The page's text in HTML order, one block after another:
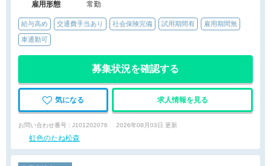
雇用形態 常勤
給与高め 交通費手当あり 社会保険完備 試用期間有 雇用期間無
車通勤可
募集状況を確認する
気になる 求人情報を見る
お問い合わせ番号 : J101202076 2026年08月03日 更新
虹色のたね松森